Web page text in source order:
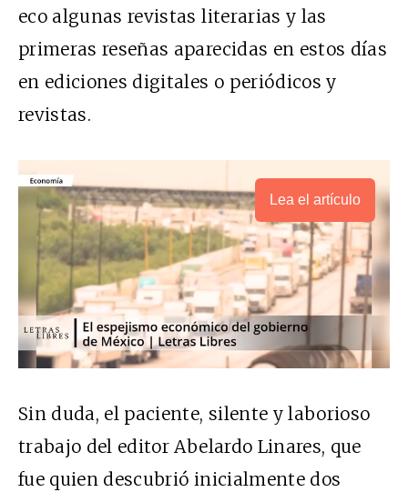
eco algunas revistas literarias y las
primeras reseñas aparecidas en estos días
en ediciones digitales o periódicos y
revistas.
Lea el artículo
Sin duda, el paciente, silente y laborioso
trabajo del editor Abelardo Linares, que
fue quien descubrió inicialmente dos